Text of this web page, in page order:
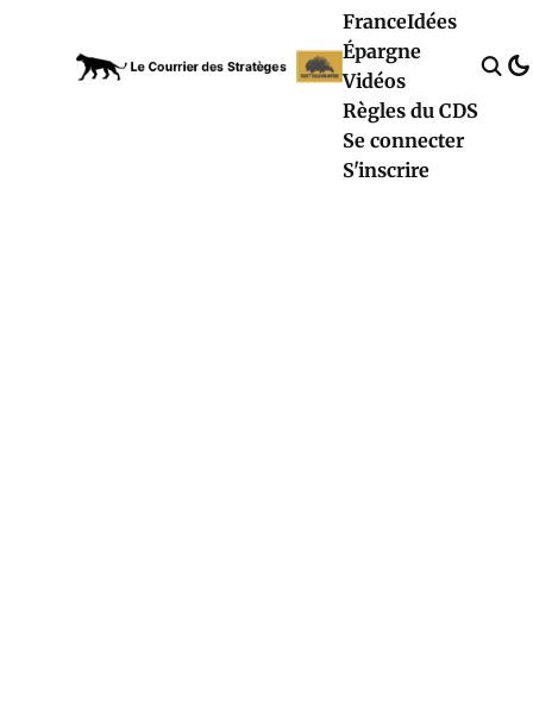
FranceIdées
Épargne
Vidéos
Règles du CDS
Se connecter
S'inscrire